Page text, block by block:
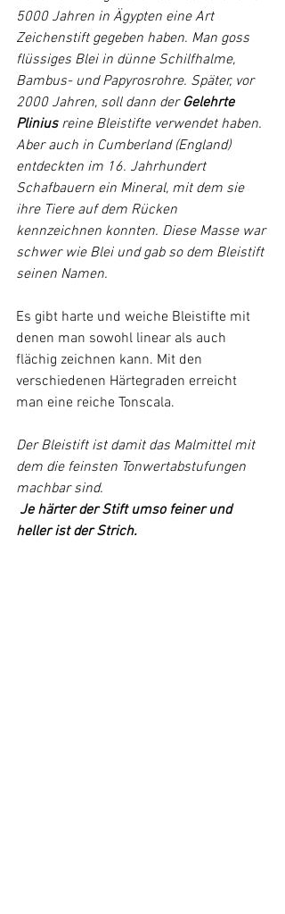
5000 Jahren in Ägypten eine Art
Zeichenstift gegeben haben. Man goss
flüssiges Blei in dünne Schilfhalme,
Bambus- und Papyrosrohre. Später, vor
2000 Jahren, soll dann der Gelehrte
Plinius reine Bleistifte verwendet haben.
Aber auch in Cumberland (England)
entdeckten im 16. Jahrhundert
Schafbauern ein Mineral, mit dem sie
ihre Tiere auf dem Rücken
kennzeichnen konnten. Diese Masse war
schwer wie Blei und gab so dem Bleistift
seinen Namen.
Es gibt harte und weiche Bleistifte mit
denen man sowohl linear als auch
flächig zeichnen kann. Mit den
verschiedenen Härtegraden erreicht
man eine reiche Tonscala.
Der Bleistift ist damit das Malmittel mit
dem die feinsten Tonwertabstufungen
machbar sind.
Je härter der Stift umso feiner und
heller ist der Strich.